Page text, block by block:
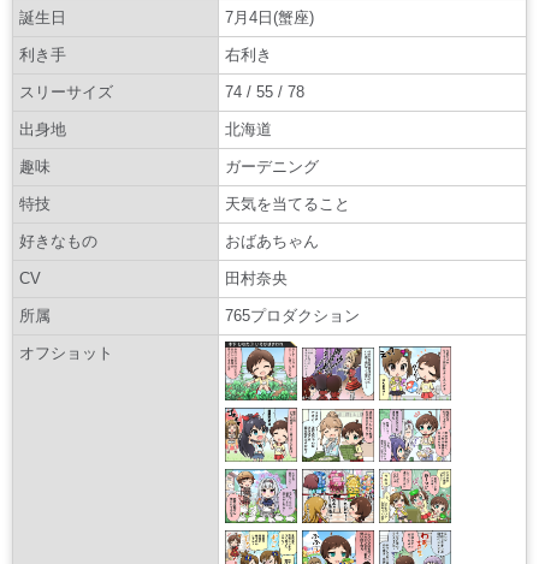
誕生日 7月4日(蟹座)
利き手 右利き
スリーサイズ 74 / 55 / 78
出身地 北海道
趣味 ガーデニング
特技 天気を当てること
好きなもの おばあちゃん
CV 田村奈央
所属 765プロダクション
オフショット